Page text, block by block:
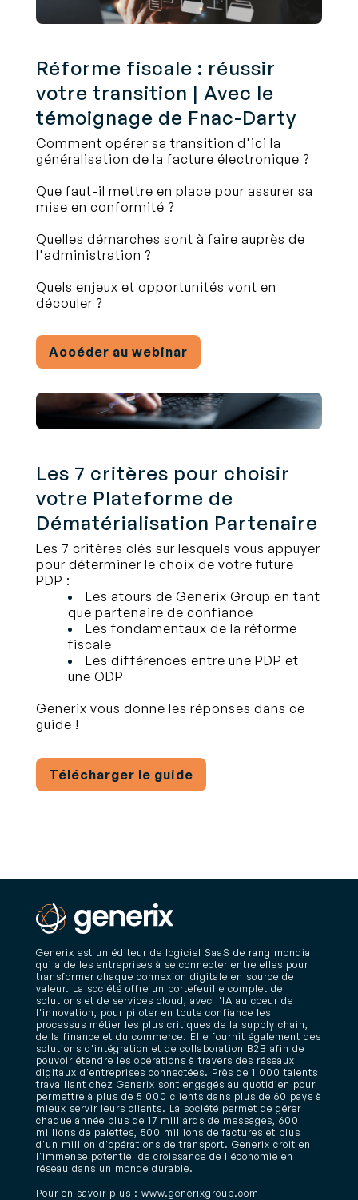
Réforme fiscale : réussir
votre transition | Avec le
témoignage de Fnac-Darty
Comment opérer sa transition d'ici la
généralisation de la facture électronique ?
Que faut-il mettre en place pour assurer sa
mise en conformité ?
Quelles démarches sont à faire auprès de
l'administration ?
Quels enjeux et opportunités vont en
découler ?
Accéder au webinar
Les 7 critères pour choisir
votre Plateforme de
Dématérialisation Partenaire
Les 7 critères clés sur lesquels vous appuyer
pour déterminer le choix de votre future
PDP :
Les atours de Generix Group en tant
que partenaire de confiance
Les fondamentaux de la réforme
fiscale
Les différences entre une PDP et
une ODP
Generix vous donne les réponses dans ce
guide !
Télécharger le guide
Generix est un éditeur de logiciel SaaS de rang mondial
qui aide les entreprises à se connecter entre elles pour
transformer chaque connexion digitale en source de
valeur. La société offre un portefeuille complet de
solutions et de services cloud, avec l'IA au coeur de
l'innovation, pour piloter en toute confiance les
processus métier les plus critiques de la supply chain,
de la finance et du commerce. Elle fournit également des
solutions d'intégration et de collaboration B2B afin de
pouvoir étendre les opérations à travers des réseaux
digitaux d'entreprises connectées. Près de 1 000 talents
travaillant chez Generix sont engagés au quotidien pour
permettre à plus de 5 000 clients dans plus de 60 pays à
mieux servir leurs clients. La société permet de gérer
chaque année plus de 17 milliards de messages, 600
millions de palettes, 500 millions de factures et plus
d'un million d'opérations de transport. Generix croit en
l'immense potentiel de croissance de l'économie en
réseau dans un monde durable.
Pour en savoir plus : www.generixgroup.com